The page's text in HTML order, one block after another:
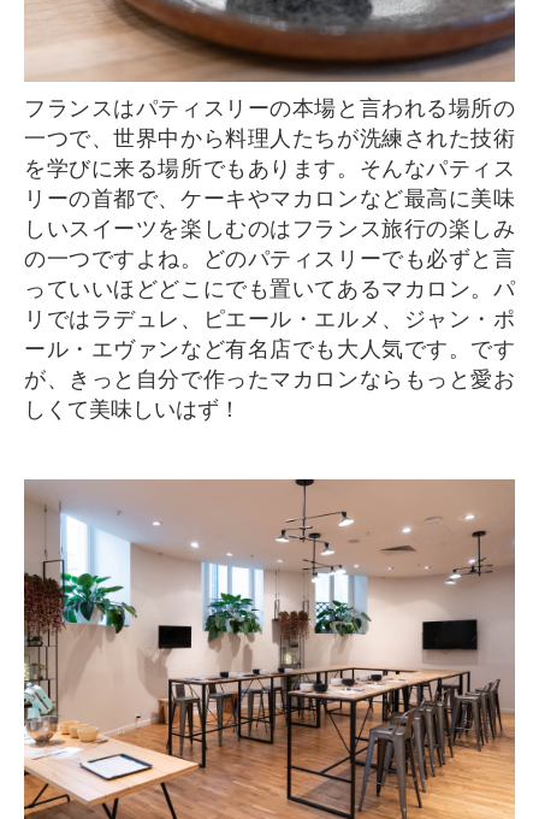
フランスはパティスリーの本場と言われる場所の
一つで、世界中から料理人たちが洗練された技術
を学びに来る場所でもあります。そんなパティス
リーの首都で、ケーキやマカロンなど最高に美味
しいスイーツを楽しむのはフランス旅行の楽しみ
の一つですよね。どのパティスリーでも必ずと言
っていいほどどこにでも置いてあるマカロン。パ
リではラデュレ、ピエール・エルメ、ジャン・ポ
ール・エヴァンなど有名店でも大人気です。です
が、きっと自分で作ったマカロンならもっと愛お
しくて美味しいはず！